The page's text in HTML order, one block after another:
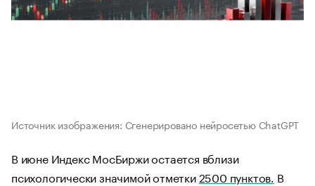
Источник изображения: Сгенерировано нейросетью ChatGPT
В июне Индекс МосБиржи остается вблизи
психологически значимой отметки 2500 пунктов. В